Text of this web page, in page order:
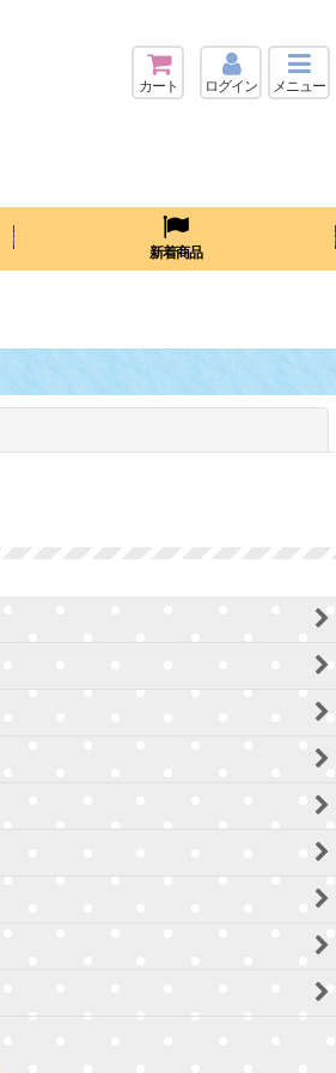
カート ログイン メニュー
新着商品